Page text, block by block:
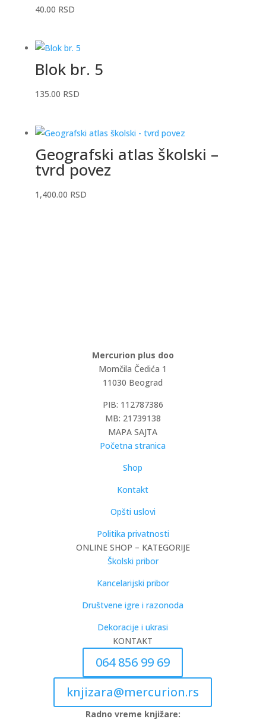
40.00 RSD
Blok br. 5
135.00 RSD
Geografski atlas školski –
tvrd povez
1,400.00 RSD
Mercurion plus doo
Momčila Čedića 1
11030 Beograd
PIB: 112787386
MB: 21739138
MAPA SAJTA
Početna stranica
Shop
Kontakt
Opšti uslovi
Politika privatnosti
ONLINE SHOP – KATEGORIJE
Školski pribor
Kancelarijski pribor
Društvene igre i razonoda
Dekoracije i ukrasi
KONTAKT
064 856 99 69
knjizara@mercurion.rs
Radno vreme knjižare: